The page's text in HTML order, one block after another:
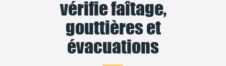
vérifie faîtage,
gouttières et
évacuations